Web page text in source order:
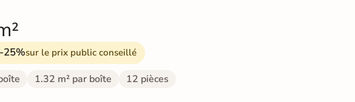
-25%sur le prix public conseillé
1.32 m² par boîte 12 pièces